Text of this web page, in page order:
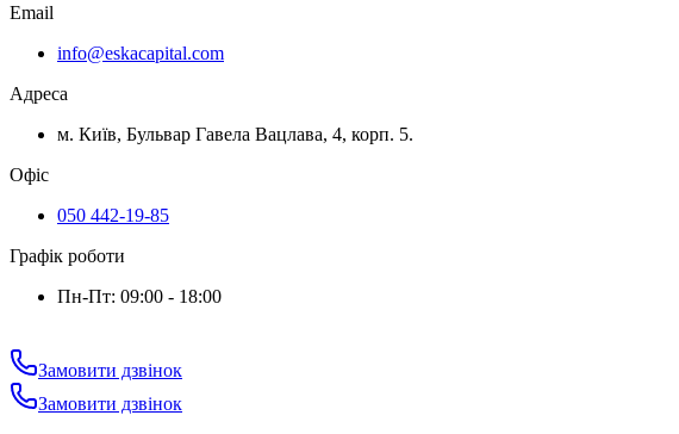
Email
info@eskacapital.com
Адреса
м. Київ, Бульвар Гавела Вацлава, 4, корп. 5.
Офіс
050 442-19-85
Графік роботи
Пн-Пт: 09:00 - 18:00
Замовити дзвінок
Замовити дзвінок